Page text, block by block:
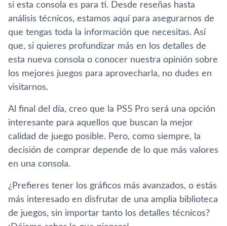
si esta consola es para ti. Desde reseñas hasta
análisis técnicos, estamos aquí para asegurarnos de
que tengas toda la información que necesitas. Así
que, si quieres profundizar más en los detalles de
esta nueva consola o conocer nuestra opinión sobre
los mejores juegos para aprovecharla, no dudes en
visitarnos.
Al final del día, creo que la PS5 Pro será una opción
interesante para aquellos que buscan la mejor
calidad de juego posible. Pero, como siempre, la
decisión de comprar depende de lo que más valores
en una consola.
¿Prefieres tener los gráficos más avanzados, o estás
más interesado en disfrutar de una amplia biblioteca
de juegos, sin importar tanto los detalles técnicos?